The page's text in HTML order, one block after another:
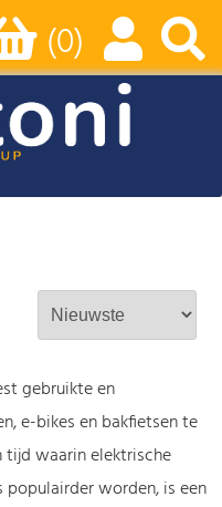
(0)
gebruikte en
e-bikes en bakfietsen te
tijd waarin elektrische
worden, is een